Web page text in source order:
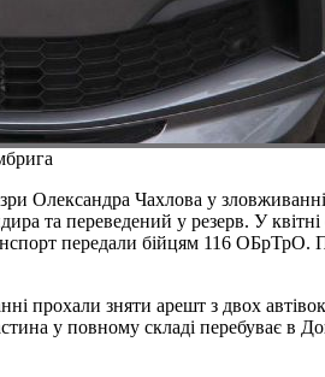
Олександра Чахлова у
та переведений у резерв. У квітні
передали бійцям 116 ОБрТрО.
прохали зняти арешт з двох
у повному складі перебуває в